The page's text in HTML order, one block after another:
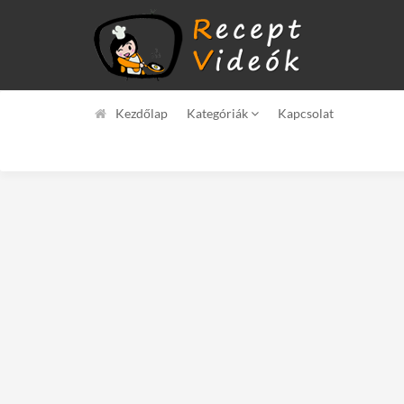
Kezdőlap Kategóriák Kapcsolat